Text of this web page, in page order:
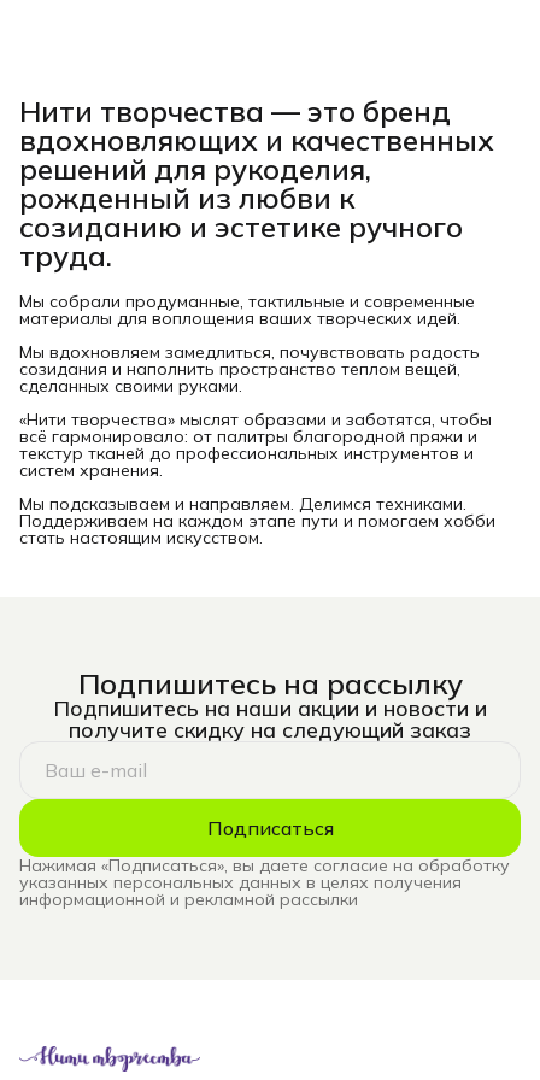
Нити творчества — это бренд
вдохновляющих и качественных
решений для рукоделия,
рожденный из любви к
созиданию и эстетике ручного
труда.
Мы собрали продуманные, тактильные и современные
материалы для воплощения ваших творческих идей.
Мы вдохновляем замедлиться, почувствовать радость
созидания и наполнить пространство теплом вещей,
сделанных своими руками.
«Нити творчества» мыслят образами и заботятся, чтобы
всё гармонировало: от палитры благородной пряжи и
текстур тканей до профессиональных инструментов и
систем хранения.
Мы подсказываем и направляем. Делимся техниками.
Поддерживаем на каждом этапе пути и помогаем хобби
стать настоящим искусством.
Подпишитесь на рассылку
Подпишитесь на наши акции и новости и
получите скидку на следующий заказ
Подписаться
Нажимая «Подписаться», вы даете согласие на обработку
указанных персональных данных в целях получения
информационной и рекламной рассылки